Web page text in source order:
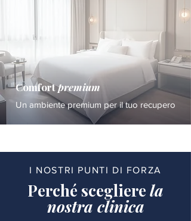
Comfortpremium
Un ambiente premium per il tuo recupero
I NOSTRI PUNTI DI FORZA
Perché scegliere la
nostra clinica